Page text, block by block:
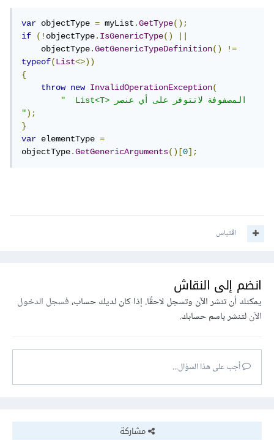
var objectType = myList.GetType();
if
(!objectType.IsGenericType()
    objectType
.GetGenericTypeDefinition()
!=
typeof(List<>))
{
throw
new InvalidOperationException(
"  List<T> المصفوفة لاتتوفر على أي عنصر
");
}
var elementType =
objectType.GetGenericArguments()[0];
اقتباس
انضم إلى النقاش
يمكنك أن تنشر الآن وتسجل لاحقًا. إذا كان لديك حساب،فسجل الدخول
الآنلتنشر باسم حسابك.
أجب على هذا السؤال...
مشاركة